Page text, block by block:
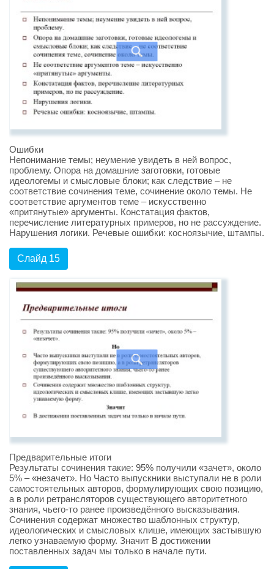
Ошибки
Непонимание темы; неумение увидеть в ней вопрос,
проблему. Опора на домашние заготовки, готовые
идеологемы и смысловые блоки; как следствие – не
соответствие сочинения теме, сочинение около темы. Не
соответствие аргументов теме – искусственно
«притянутые» аргументы. Констатация фактов,
перечисление литературных примеров, но не рассуждение.
Нарушения логики. Речевые ошибки: косноязычие, штампы.
Слайд 15
Предварительные итоги
Результаты сочинения такие: 95% получили «зачет», около
5% – «незачет». Но Часто выпускники выступали не в роли
самостоятельных авторов, формулирующих свою позицию,
а в роли ретрансляторов существующего авторитетного
знания, чьего-то ранее произведённого высказывания.
Сочинения содержат множество шаблонных структур,
идеологических и смысловых клише, имеющих застывшую
легко узнаваемую форму. Значит В достижении
поставленных задач мы только в начале пути.